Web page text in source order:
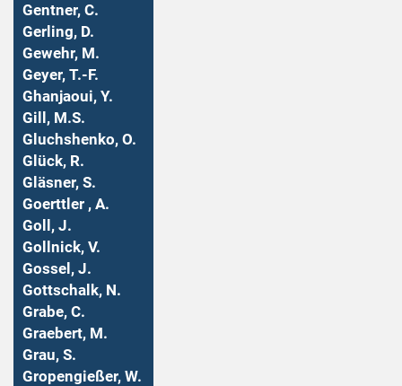
Gentner, C.
Gerling, D.
Gewehr, M.
Geyer, T.-F.
Ghanjaoui, Y.
Gill, M.S.
Gluchshenko, O.
Glück, R.
Gläsner, S.
Goerttler , A.
Goll, J.
Gollnick, V.
Gossel, J.
Gottschalk, N.
Grabe, C.
Graebert, M.
Grau, S.
Gropengießer, W.